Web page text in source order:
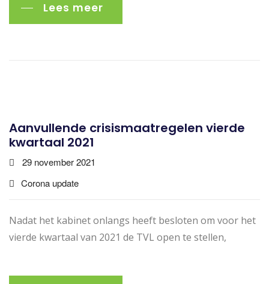
Lees meer
Aanvullende crisismaatregelen vierde
kwartaal 2021
29 november 2021
Corona update
Nadat het kabinet onlangs heeft besloten om voor het
vierde kwartaal van 2021 de TVL open te stellen,